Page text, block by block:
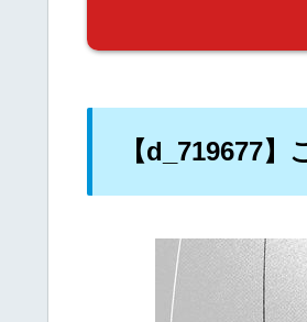
【d_719677